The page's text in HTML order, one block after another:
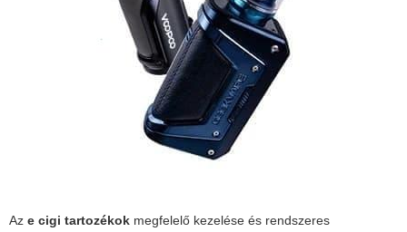
Az e cigi tartozékok megfelelő kezelése és rendszeres